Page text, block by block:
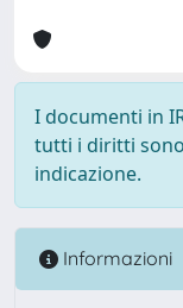
I documenti in
tutti i diritti
indicazione.
Informazioni